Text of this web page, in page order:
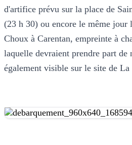
d'artifice prévu sur la place de
(23 h 30) ou encore le même jour
Choux à Carentan, empreinte à
laquelle devraient prendre part de
également visible sur le site de La